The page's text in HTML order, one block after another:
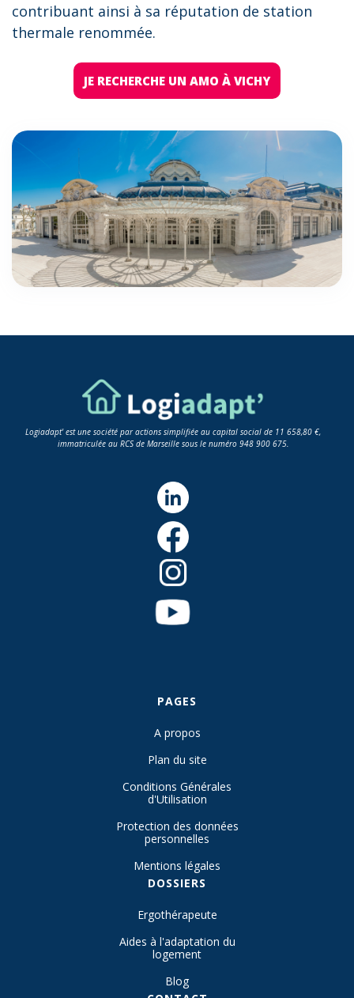
contribuant ainsi à sa réputation de station
thermale renommée.
JE RECHERCHE UN AMO À VICHY
Logiadapt' est une société par actions simplifiée au capital social de 11 658,80 €,
immatriculée au RCS de Marseille sous le numéro 948 900 675.
PAGES
A propos
Plan du site
Conditions Générales
d'Utilisation
Protection des données
personnelles
Mentions légales
DOSSIERS
Ergothérapeute
Aides à l'adaptation du
logement
Blog